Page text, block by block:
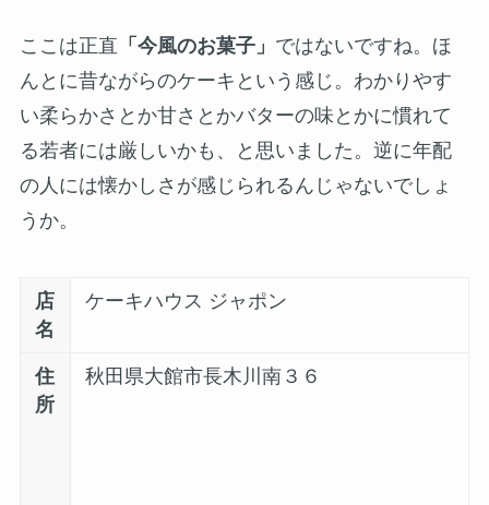
ここは正直 「今風のお菓子」 ではないですね。ほ
んとに昔ながらのケーキという感じ。わかりやす
い柔らかさとか甘さとかバターの味とかに慣れて
る若者には厳しいかも、と思いました。逆に年配
の人には懐かしさが感じられるんじゃないでしょ
うか。
店
名
ケーキハウス ジャポン
住
所
秋田県大館市長木川南３６